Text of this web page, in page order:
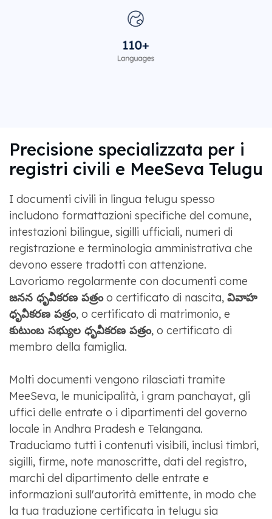
Precisione specializzata per i
registri civili e MeeSeva Telugu
I documenti civili in lingua telugu spesso
includono formattazioni specifiche del comune,
intestazioni bilingue, sigilli ufficiali, numeri di
registrazione e terminologia amministrativa che
devono essere tradotti con attenzione.
Lavoriamo regolarmente con documenti come
జనన ధృవీకరణ పత్రంo certificato di nascita, వివాహ
ధృవీకరణ పత్రం, o certificato di matrimonio, e
కుటుంబ సభ్యుల ధృవీకరణ పత్రం, o certificato di
membro della famiglia.
Molti documenti vengono rilasciati tramite
MeeSeva, le municipalità, i gram panchayat, gli
uffici delle entrate o i dipartimenti del governo
locale in Andhra Pradesh e Telangana.
Traduciamo tutti i contenuti visibili, inclusi timbri,
sigilli, firme, note manoscritte, dati del registro,
marchi del dipartimento delle entrate e
informazioni sull'autorità emittente, in modo che
la tua traduzione certificata in telugu sia